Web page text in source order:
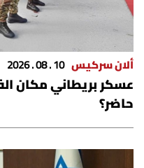
ألان سركيس 10 . 08 . 2026
عسكر بريطاني مكان
حاضر؟